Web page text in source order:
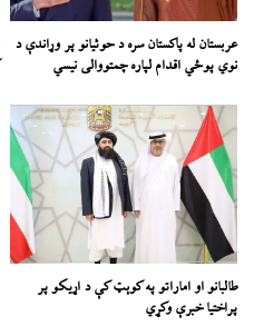
عربستان له پاکستان سره د حوثیانو پر وړاندې د
نوي پوځي اقدام لپاره چمتووالی نیسي
طالبانو او اماراتو په کوېټ کې د اړیکو پر
پراختیا خبرې وکړي